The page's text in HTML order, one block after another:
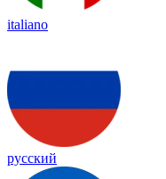
italiano
русский